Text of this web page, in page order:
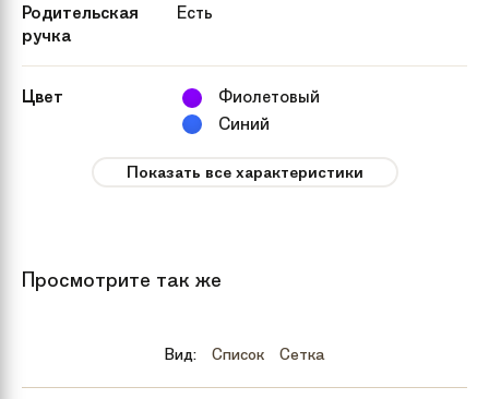
Родительская
ручка
Есть
Цвет
Фиолетовый
Синий
Зеленый
Вес 10.5 кг
Показать все характеристики
Просмотрите так же
Вид: Список Сетка